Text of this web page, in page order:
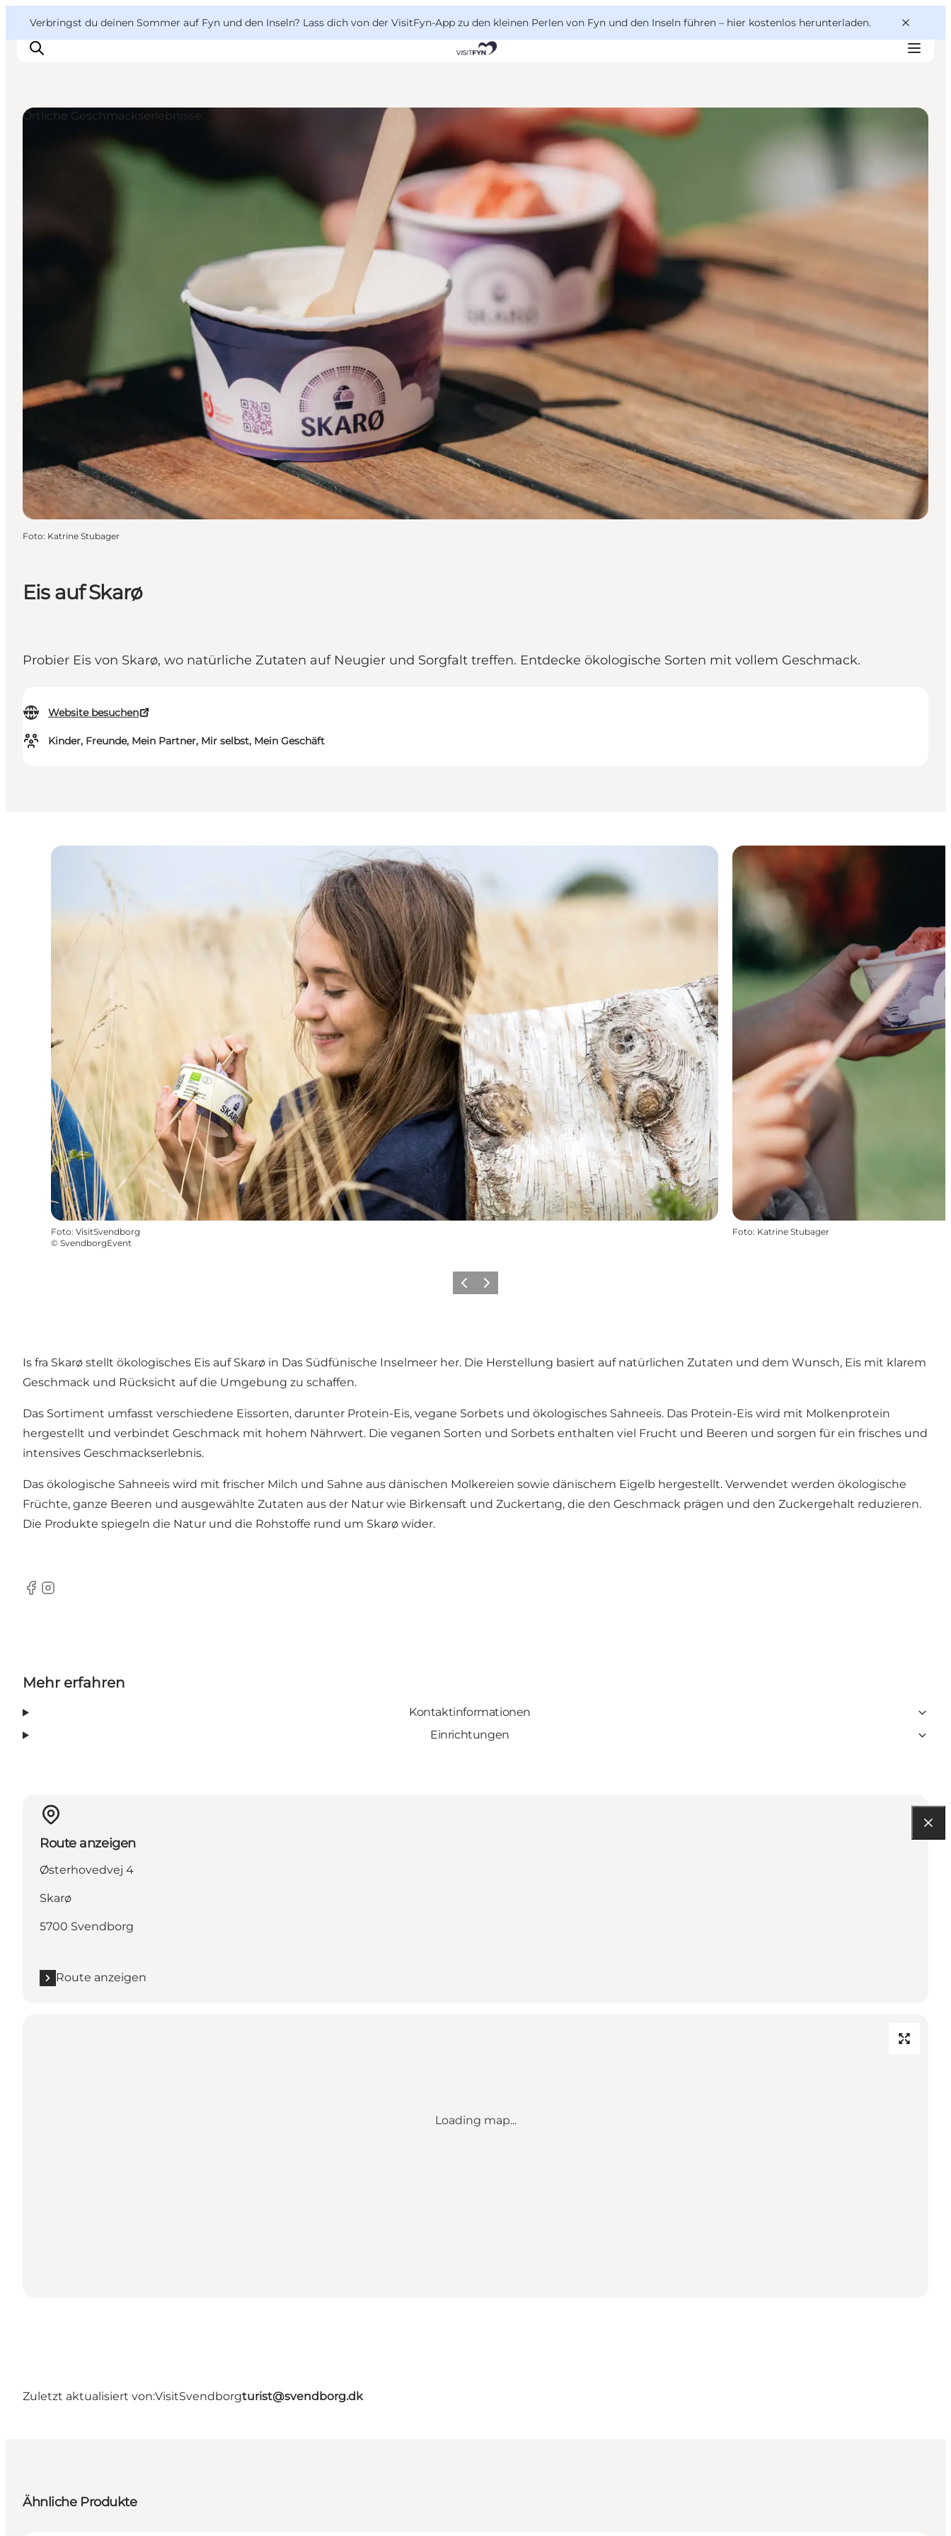
Verbringst du deinen Sommer auf Fyn und den Inseln? Lass dich von der VisitFyn-App zu den kleinen Perlen von Fyn und den Inseln führen – hier kostenlos herunterladen.
Outdoor & bike
VisitFyn
Deutsch
Eis auf Skarø
Probier Eis von Skarø, wo natürliche Zutaten auf Neugier und Sorgfalt treffen. Entdecke ökologische Sorten mit vollem Geschmack.
Website besuchen
Kinder, Freunde, Mein Partner, Mir selbst, Mein Geschäft
Örtliche Geschmackserlebnisse
Foto: Katrine Stubager
Foto: VisitSvendborg
© SvendborgEvent
Foto: Katrine Stubager
ZurückWeiter
Is fra Skarø stellt ökologisches Eis auf Skarø in Das Südfünische Inselmeer her. Die Herstellung basiert auf natürlichen Zutaten und dem Wunsch, Eis mit klarem
Geschmack und Rücksicht auf die Umgebung zu schaffen.
Das Sortiment umfasst verschiedene Eissorten, darunter Protein-Eis, vegane Sorbets und ökologisches Sahneeis. Das Protein-Eis wird mit Molkenprotein
hergestellt und verbindet Geschmack mit hohem Nährwert. Die veganen Sorten und Sorbets enthalten viel Frucht und Beeren und sorgen für ein frisches und
intensives Geschmackserlebnis.
Das ökologische Sahneeis wird mit frischer Milch und Sahne aus dänischen Molkereien sowie dänischem Eigelb hergestellt. Verwendet werden ökologische
Früchte, ganze Beeren und ausgewählte Zutaten aus der Natur wie Birkensaft und Zuckertang, die den Geschmack prägen und den Zuckergehalt reduzieren.
Die Produkte spiegeln die Natur und die Rohstoffe rund um Skarø wider.
Facebook
Instagram
Mehr erfahren
Kontaktinformationen
Einrichtungen
Route anzeigen
Østerhovedvej 4
Skarø
5700 Svendborg
Route anzeigen
Loading map...
Zuletzt aktualisiert von:VisitSvendborgturist@svendborg.dk
Ähnliche Produkte